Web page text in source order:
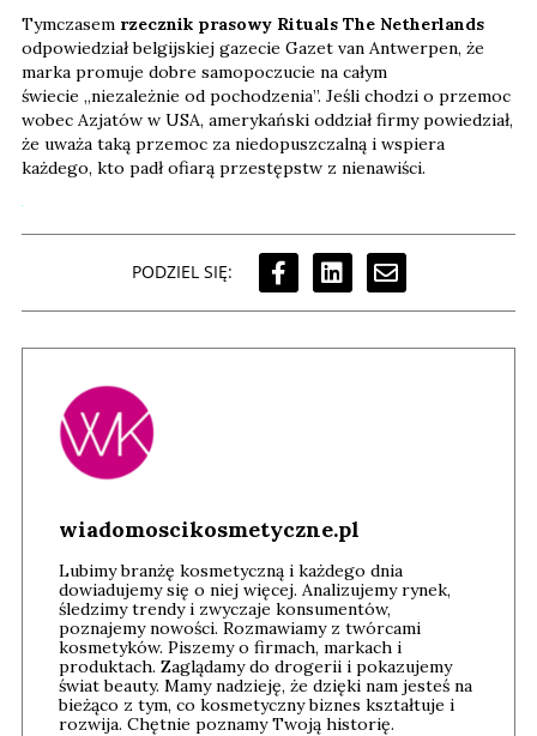
Tymczasem rzecznik prasowy Rituals The Netherlands
odpowiedział belgijskiej gazecie Gazet van Antwerpen, że
marka promuje dobre samopoczucie na całym
świecie „niezależnie od pochodzenia”. Jeśli chodzi o przemoc
wobec Azjatów w USA, amerykański oddział firmy powiedział,
że uważa taką przemoc za niedopuszczalną i wspiera
każdego, kto padł ofiarą przestępstw z nienawiści.
PODZIEL SIĘ:
wiadomoscikosmetyczne.pl
Lubimy branżę kosmetyczną i każdego dnia
dowiadujemy się o niej więcej. Analizujemy rynek,
śledzimy trendy i zwyczaje konsumentów,
poznajemy nowości. Rozmawiamy z twórcami
kosmetyków. Piszemy o firmach, markach i
produktach. Zaglądamy do drogerii i pokazujemy
świat beauty. Mamy nadzieję, że dzięki nam jesteś na
bieżąco z tym, co kosmetyczny biznes kształtuje i
rozwija. Chętnie poznamy Twoją historię.